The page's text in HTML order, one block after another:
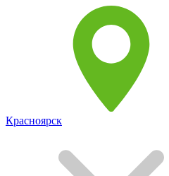
Красноярск